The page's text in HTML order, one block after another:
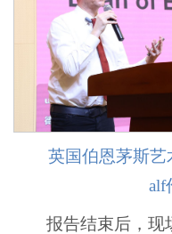
英国伯恩茅斯艺
alf
报告结束后，现